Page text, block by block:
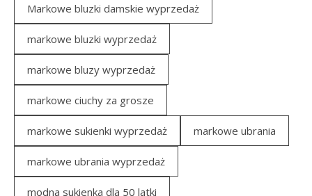
Markowe bluzki damskie wyprzedaż
markowe bluzki wyprzedaż
markowe bluzy wyprzedaż
markowe ciuchy za grosze
markowe sukienki wyprzedaż markowe ubrania
markowe ubrania wyprzedaż
modna sukienka dla 50 latki